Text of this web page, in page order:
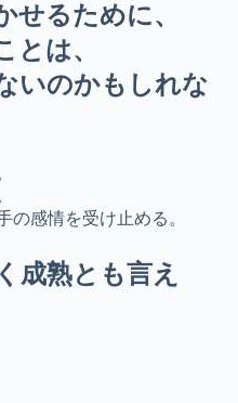
せるために、
とは、
いのかもしれな
の感情を受け止める。
成熟とも言え